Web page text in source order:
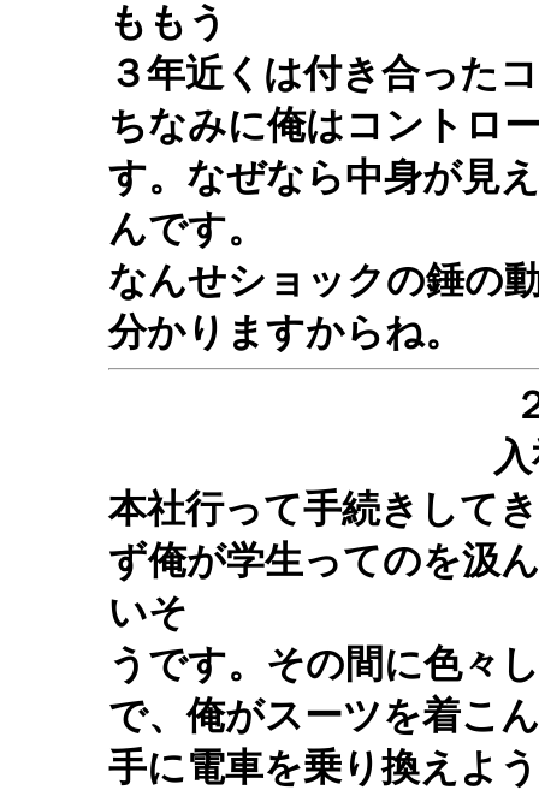
ももう
３年近くは付き合った
ちなみに俺はコントロ
す。なぜなら中身が見
んです。
なんせショックの錘の
分かりますからね。
本社行って手続きして
ず俺が学生ってのを汲
いそ
うです。その間に色々
で、俺がスーツを着こ
手に電車を乗り換えよ